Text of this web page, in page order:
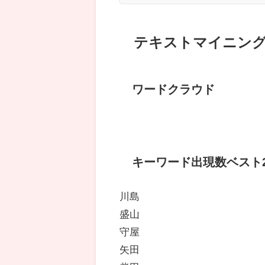
テキストマイニン
ワードクラウド
キーワード出現数ベスト
川島
盛山
守屋
矢田